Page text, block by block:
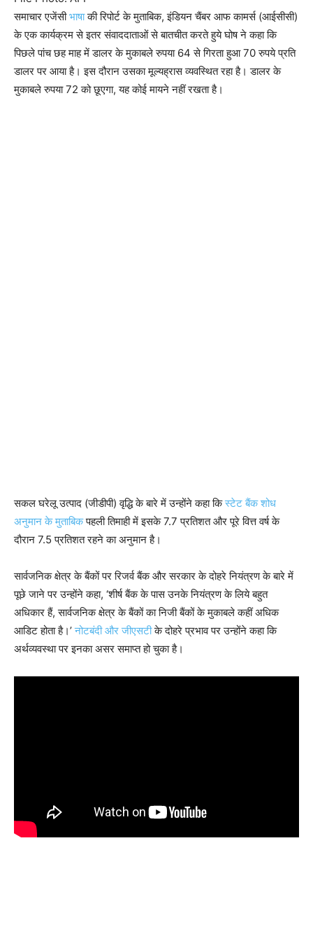
समाचार एजेंसीभाषाकी रिपोर्ट के मुताबिक, इंडियन चैंबर आफ कामर्स (आईसीसी)
के एक कार्यक्रम से इतर संवाददाताओं से बातचीत करते हुये घोष ने कहा कि
पिछले पांच छह माह में डालर के मुकाबले रुपया 64 से गिरता हुआ 70 रुपये प्रति
डालर पर आया है। इस दौरान उसका मूल्यह्रास व्यवस्थित रहा है। डालर के
मुकाबले रुपया 72 को छूएगा, यह कोई मायने नहीं रखता है।
सकल घरेलू उत्पाद (जीडीपी) वृद्धि के बारे में उन्होंने कहा किस्टेट बैंक शोध
अनुमान के मुताबिकपहली तिमाही में इसके 7.7 प्रतिशत और पूरे वित्त वर्ष के
दौरान 7.5 प्रतिशत रहने का अनुमान है।
सार्वजनिक क्षेत्र के बैंकों पर रिजर्व बैंक और सरकार के दोहरे नियंत्रण के बारे में
पूछे जाने पर उन्होंने कहा, ‘शीर्ष बैंक के पास उनके नियंत्रण के लिये बहुत
अधिकार हैं, सार्वजनिक क्षेत्र के बैंकों का निजी बैंकों के मुकाबले कहीं अधिक
आडिट होता है।’नोटबंदी और जीएसटीके दोहरे प्रभाव पर उन्होंने कहा कि
अर्थव्यवस्था पर इनका असर समाप्त हो चुका है।